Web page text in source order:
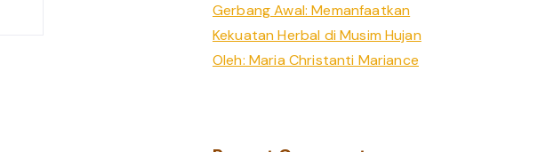
Gerbang Awal: Memanfaatkan
Kekuatan Herbal di Musim Hujan
Oleh: Maria Christanti Mariance